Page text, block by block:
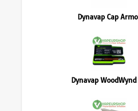
Dynavap Cap
Dynavap